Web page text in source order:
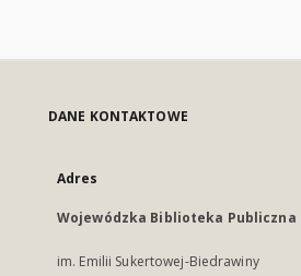
DANE KONTAKTOWE
Adres
Wojewódzka Biblioteka Publiczna
im. Emilii Sukertowej-Biedrawiny